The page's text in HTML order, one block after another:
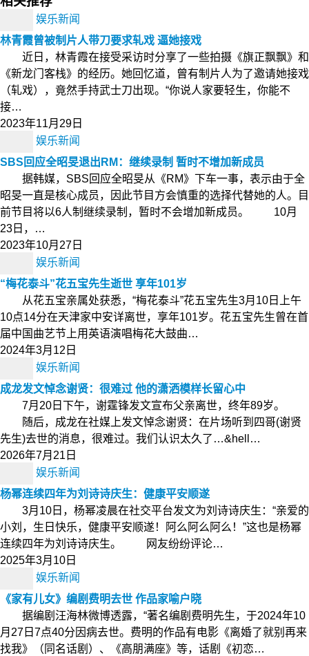
娱乐新闻
林青霞曾被制片人带刀要求轧戏 逼她接戏
近日，林青霞在接受采访时分享了一些拍摄《旗正飘飘》和
《新龙门客栈》的经历。她回忆道，曾有制片人为了邀请她接戏
（轧戏），竟然手持武士刀出现。“你说人家要轻生，你能不
接…
2023年11月29日
娱乐新闻
SBS回应全昭旻退出RM：继续录制 暂时不增加新成员
据韩媒，SBS回应全昭旻从《RM》下车一事，表示由于全
昭旻一直是核心成员，因此节目方会慎重的选择代替她的人。目
前节目将以6人制继续录制，暂时不会增加新成员。 10月
23日，…
2023年10月27日
娱乐新闻
“梅花泰斗”花五宝先生逝世 享年101岁
从花五宝亲属处获悉，“梅花泰斗”花五宝先生3月10日上午
10点14分在天津家中安详离世，享年101岁。花五宝先生曾在首
届中国曲艺节上用英语演唱梅花大鼓曲…
2024年3月12日
娱乐新闻
成龙发文悼念谢贤：很难过 他的潇洒模样长留心中
7月20日下午，谢霆锋发文宣布父亲离世，终年89岁。
随后，成龙在社媒上发文悼念谢贤：在片场听到四哥(谢贤
先生)去世的消息，很难过。我们认识太久了…&hell…
2026年7月21日
娱乐新闻
杨幂连续四年为刘诗诗庆生：健康平安顺遂
3月10日，杨幂凌晨在社交平台发文为刘诗诗庆生：“亲爱的
小刘，生日快乐，健康平安顺遂！阿么阿么阿么！”这也是杨幂
连续四年为刘诗诗庆生。 网友纷纷评论…
2025年3月10日
娱乐新闻
《家有儿女》编剧费明去世 作品家喻户晓
据编剧汪海林微博透露，“著名编剧费明先生，于2024年10
月27日7点40分因病去世。费明的作品有电影《离婚了就别再来
找我》（同名话剧）、《高朋满座》等，话剧《初恋…